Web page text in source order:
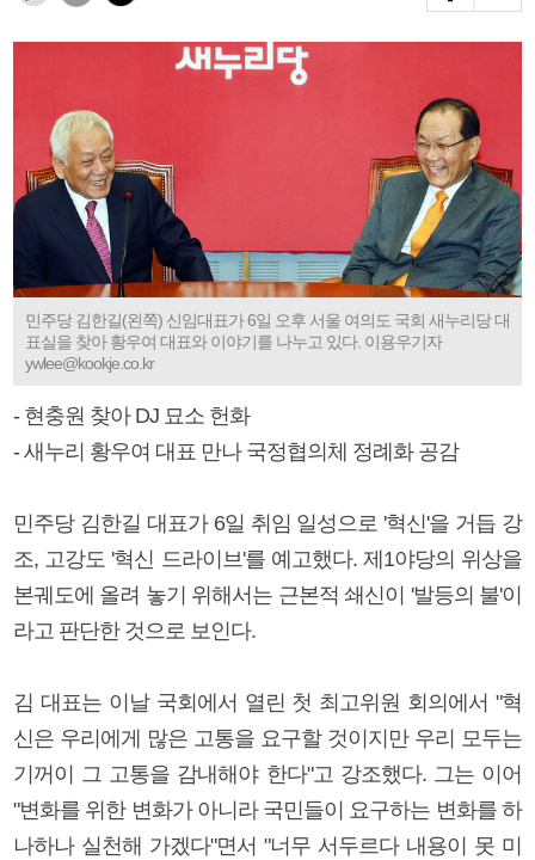
민주당 김한길(왼쪽) 신임대표가 6일 오후 서울 여의도 국회 새누리당 대
표실을 찾아 황우여 대표와 이야기를 나누고 있다. 이용우기자
ywlee@kookje.co.kr
- 현충원 찾아 DJ 묘소 헌화
- 새누리 황우여 대표 만나 국정협의체 정례화 공감
민주당 김한길 대표가 6일 취임 일성으로 '혁신'을 거듭 강
조, 고강도 '혁신 드라이브'를 예고했다. 제1야당의 위상을
본궤도에 올려 놓기 위해서는 근본적 쇄신이 '발등의 불'이
라고 판단한 것으로 보인다.
김 대표는 이날 국회에서 열린 첫 최고위원 회의에서 "혁
신은 우리에게 많은 고통을 요구할 것이지만 우리 모두는
기꺼이 그 고통을 감내해야 한다"고 강조했다. 그는 이어
"변화를 위한 변화가 아니라 국민들이 요구하는 변화를 하
나하나 실천해 가겠다"면서 "너무 서두르다 내용이 못 미